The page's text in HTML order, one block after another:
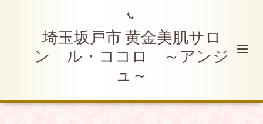
埼玉坂戸市 黄金美肌サロ
ン ル・ココロ ～アンジ
ュ～